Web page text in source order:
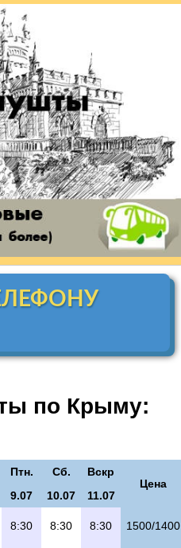
по Крыму:
Птн. Сб.
Вскр
Цена
9.07 10.07
11.07
8:30 8:30 8:30 1500/1400